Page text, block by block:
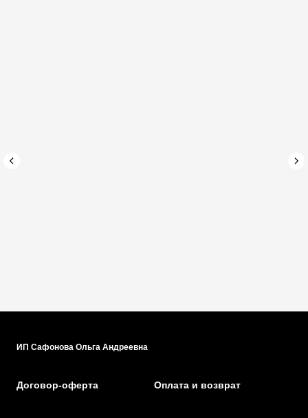
ИП Сафонова Ольга Андреевна
Договор-оферта Оплата и возврат